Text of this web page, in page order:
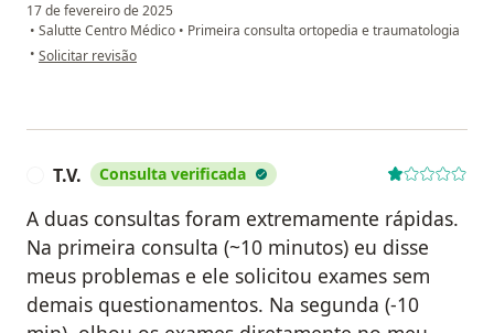
17 de fevereiro de 2025
• Salutte Centro Médico • Primeira consulta ortopedia e traumatologia
• na opinião do utilizador Sua conta foi excluída
Solicitar revisão
T.V. Consulta verificada
A duas consultas foram extremamente rápidas.
Na primeira consulta (~10 minutos) eu disse
meus problemas e ele solicitou exames sem
demais questionamentos. Na segunda (-10